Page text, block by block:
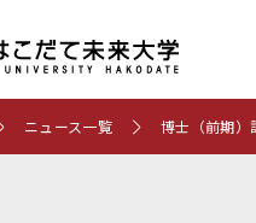
ニュース一覧 博士（前期）